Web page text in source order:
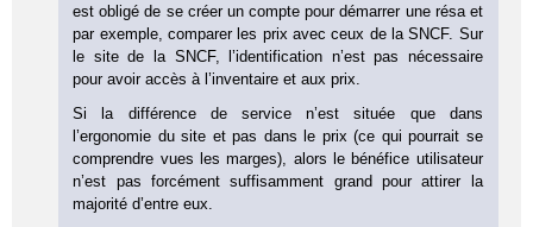
est obligé de se créer un compte pour démarrer une résa et
par exemple, comparer les prix avec ceux de la SNCF. Sur
le site de la SNCF, l’identification n’est pas nécessaire
pour avoir accès à l’inventaire et aux prix.
Si la différence de service n’est située que dans
l’ergonomie du site et pas dans le prix (ce qui pourrait se
comprendre vues les marges), alors le bénéfice utilisateur
n’est pas forcément suffisamment grand pour attirer la
majorité d’entre eux.